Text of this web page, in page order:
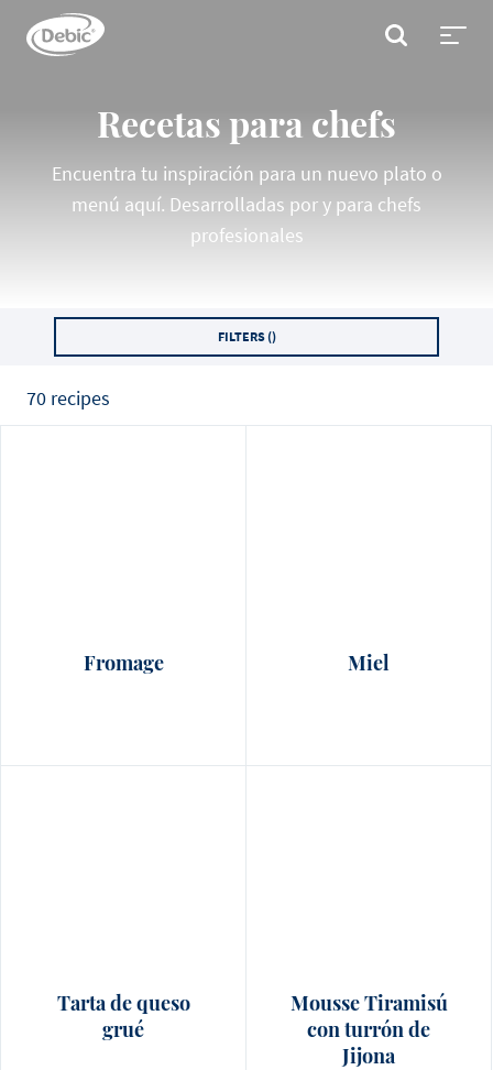
main
BUSCAR
Recetas para chefs
Encuentra tu inspiración para un nuevo plato o
menú aquí. Desarrolladas por y para chefs
profesionales
FILTERS ()
70 recipes
Fromage Miel
Tarta de queso
grué
Mousse Tiramisú
con turrón de
Jijona